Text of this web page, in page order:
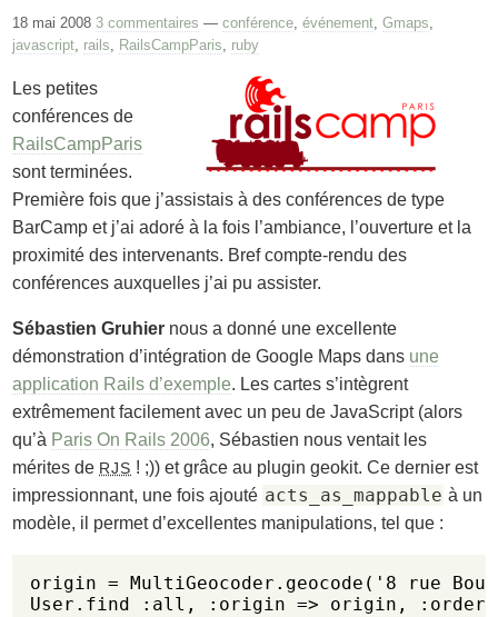
18 mai 2008 3 commentaires —conférence,événement,Gmaps,
javascript, rails, RailsCampParis, ruby
Les petites
conférences de
RailsCampParis
sont terminées.
Première fois que j’assistais à des conférences de type
BarCamp et j’ai adoré à la fois l’ambiance, l’ouverture et la
proximité des intervenants. Bref compte-rendu des
conférences auxquelles j’ai pu assister.
Sébastien Gruhier nous a donné une excellente
démonstration d’intégration de Google Maps dans une
application Rails d’exemple. Les cartes s’intègrent
extrêmement facilement avec un peu de JavaScript (alors
qu’à Paris On Rails 2006, Sébastien nous ventait les
mérites de RJS ! ;)) et grâce au plugin geokit. Ce dernier est
impressionnant, une fois ajouté acts_as_mappable à un
modèle, il permet d’excellentes manipulations, tel que :
origin = MultiGeocoder.geocode('8 rue
User.find :all, :origin => origin, :order